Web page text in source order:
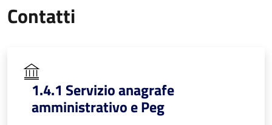
Contatti
1.4.1 Servizio anagrafe
amministrativo e Peg